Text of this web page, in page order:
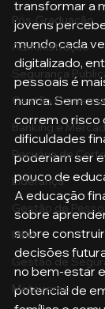
Pós-Graduação
Administração
Segurança
Gestão
Banking e
Pecuária de
Liderança
Gestão de
MBA
Gestão de
Metaverso
transformar a
jovens
mundo cada
digitalizado,
pessoais é
nunca. Sem
correm o risco
dificuldades
poderiam ser
pouco de
A educação
sobre
sobre
decisões
no bem-estar
potencial de